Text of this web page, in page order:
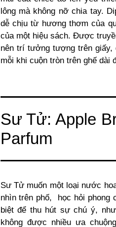
lông mà không nỡ chia tay.
dễ chịu từ hương thơm của
của một hiệu sách. Được
nên trí tưởng tượng trên giấy,
mỗi khi cuộn tròn trên ghế dài
Sư Tử: Apple
Parfum
Sư Tử muốn một loại nước
nhìn trên phố, học hỏi phong
biệt để thu hút sự chú ý,
không được nhiều ưa